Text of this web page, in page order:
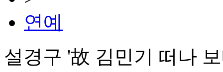
연예
설경구 '故 김민기 떠나